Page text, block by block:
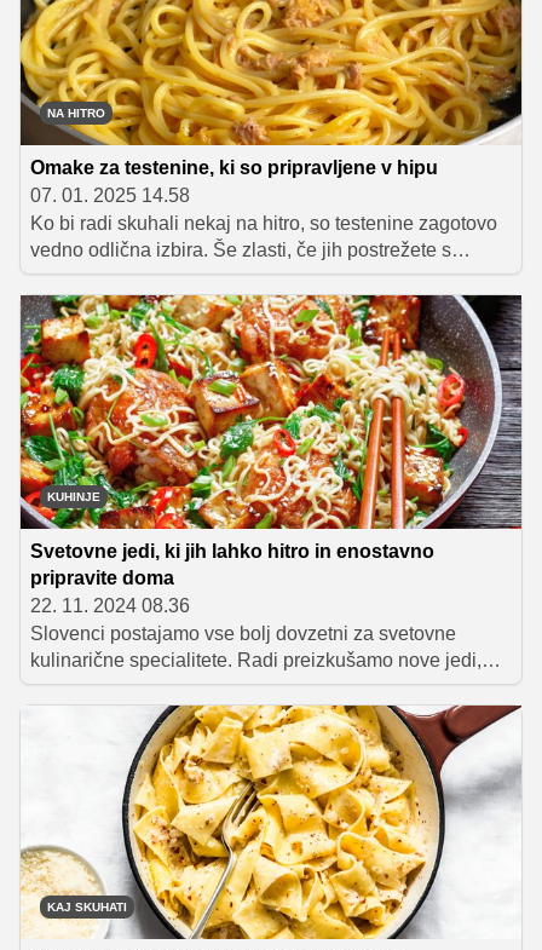
NA HITRO
Omake za testenine, ki so pripravljene v hipu
07. 01. 2025 14.58
Ko bi radi skuhali nekaj na hitro, so testenine zagotovo
vedno odlična izbira. Še zlasti, če jih postrežete s
kakšno hitro pripravljeno omako. Predstavljamo vam tri
odlične recepte, s katerimi bodo okusne testenine na
vaši mizi v manj kot pol ure!
KUHINJE
Svetovne jedi, ki jih lahko hitro in enostavno
pripravite doma
22. 11. 2024 08.36
Slovenci postajamo vse bolj dovzetni za svetovne
kulinarične specialitete. Radi preizkušamo nove jedi,
spoznavamo okuse sveta ter si na ta način bogatimo
kuharsko znanje, pa tudi svoj jedilnik. Katere svetovne
uspešnice se največrat znajdejo na naših mizah?
KAJ SKUHATI